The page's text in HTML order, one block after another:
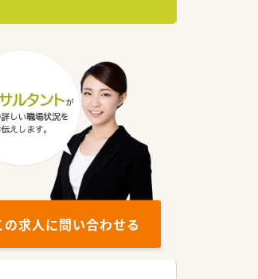
の求人に問い合わせる